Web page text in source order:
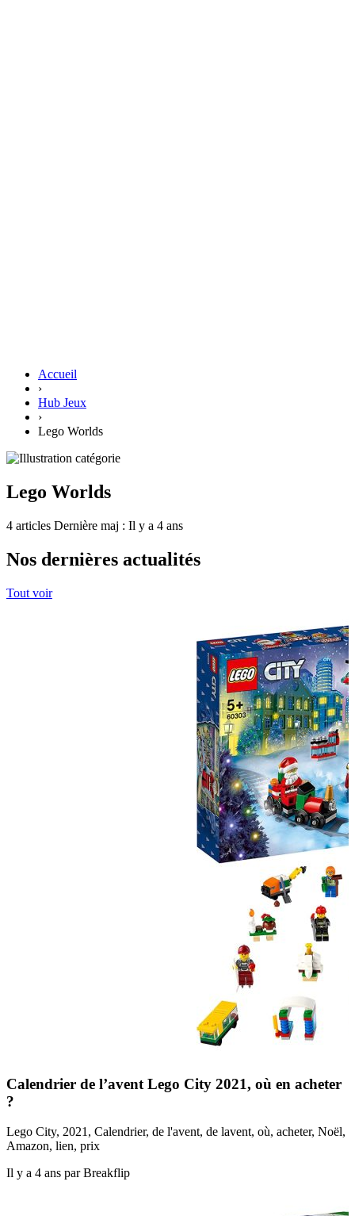
Accueil
›
Hub Jeux
›
Lego Worlds
Lego Worlds
4 articles Dernière maj : Il y a 4 ans
Nos dernières actualités
Tout voir
Calendrier de l’avent Lego City 2021, où en acheter
?
Lego City, 2021, Calendrier, de l'avent, de lavent, où, acheter, Noël,
Amazon, lien, prix
Il y a 4 ans par Breakflip